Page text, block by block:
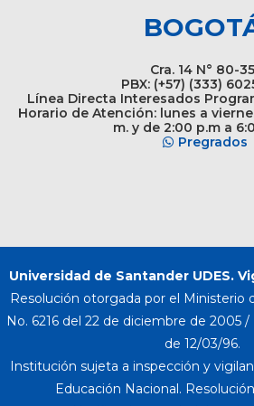
Cra. 14 N° 80-35
PBX: (+57) (333)
Línea Directa Interesados
Horario de Atención: lunes a
m. y de 2:00 p.m a
Pregrados
Universidad de Santander UDES.
Resolución otorgada por el Ministerio
No. 6216 del 22 de diciembre de 2005
de 12/03/96.
Institución sujeta a inspección y
Educación Nacional.